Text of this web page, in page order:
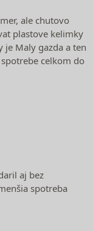
ale chutovo
plastove kelimky
je Maly gazda a ten
celkom do
aj bez
spotreba